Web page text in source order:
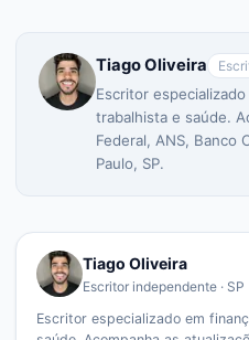
Tiago Oliveira
Escritor
trabalhista e saúde.
Federal, ANS, Banco
Paulo, SP.
Tiago Oliveira
Escritor independente · SP
Escritor especializado em